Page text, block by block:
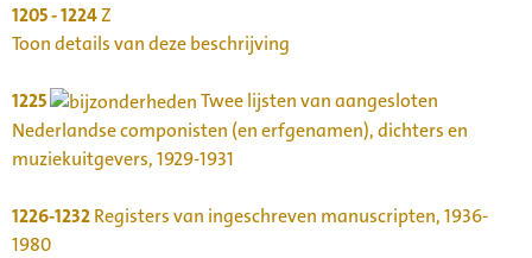
1205 - 1224Z
Toon details van deze beschrijving
1225
Twee lijsten van aangesloten
Nederlandse componisten (en erfgenamen), dichters en
muziekuitgevers, 1929-1931
1226-1232Registers van ingeschreven manuscripten, 1936-
1980